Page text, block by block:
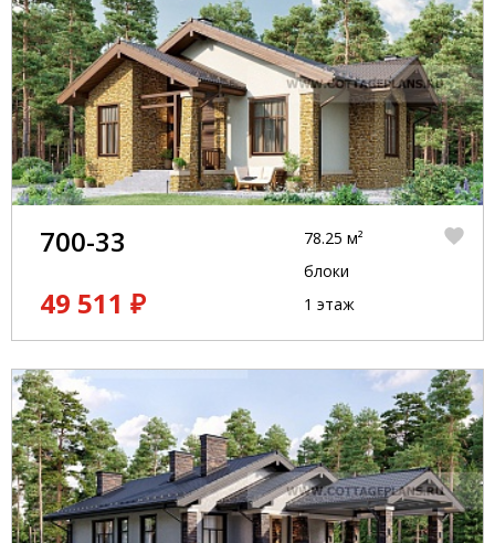
700-33
49 511 ₽
78.25 м²
блоки
1 этаж